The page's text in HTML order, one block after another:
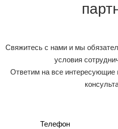
Свяжитесь с нами и мы
условия
Ответим на все
Телефон